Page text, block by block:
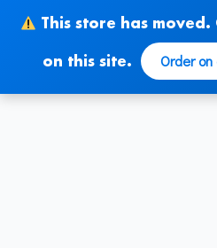
This store has
on this site. Order
contenido